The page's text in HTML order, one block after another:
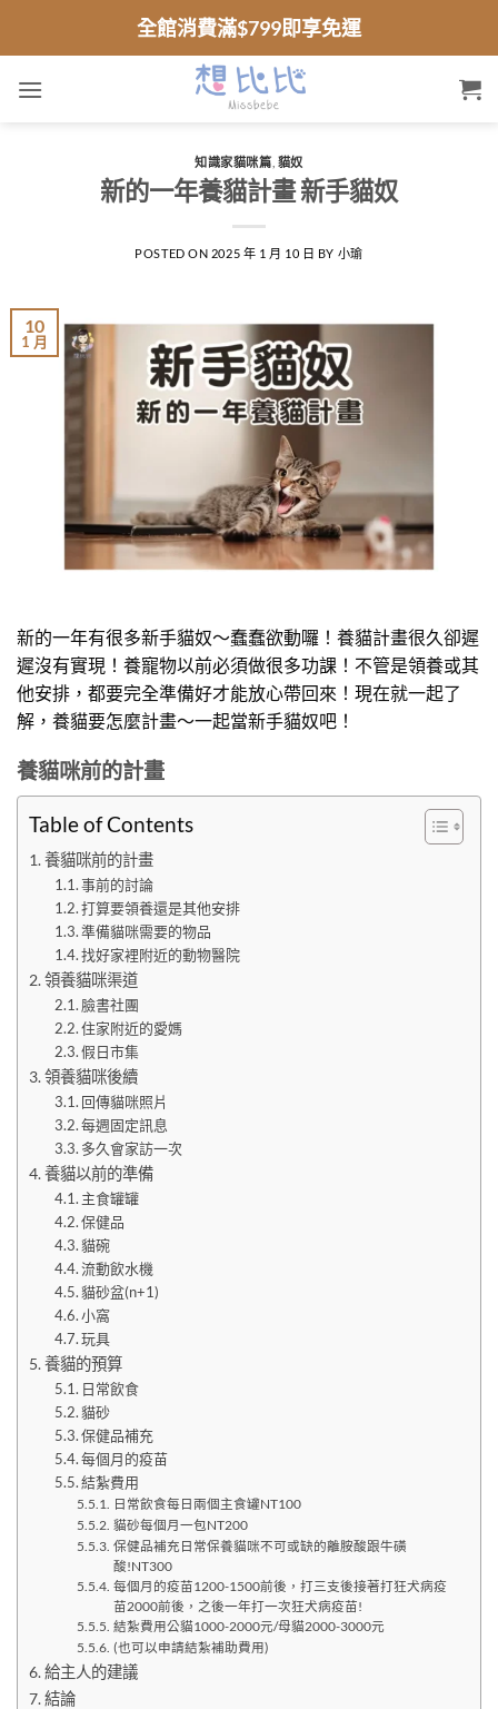
全館消費滿$799即享免運
知識家貓咪篇 貓奴
新的一年養貓計畫 新手貓奴
POSTED ON 2025 年 1 月 10 日 BY 小瑜
10
1 月
新的一年有很多新手貓奴～蠢蠢欲動囉！養貓計畫很久卻遲
遲沒有實現！養寵物以前必須做很多功課！不管是領養或其
他安排，都要完全準備好才能放心帶回來！現在就一起了
解，養貓要怎麼計畫～一起當新手貓奴吧！
養貓咪前的計畫
Table of Contents
養貓咪前的計畫
事前的討論
打算要領養還是其他安排
準備貓咪需要的物品
找好家裡附近的動物醫院
領養貓咪渠道
臉書社團
住家附近的愛媽
假日市集
領養貓咪後續
回傳貓咪照片
每週固定訊息
多久會家訪一次
養貓以前的準備
主食罐罐
保健品
貓碗
流動飲水機
貓砂盆(n+1)
小窩
玩具
養貓的預算
日常飲食
貓砂
保健品補充
每個月的疫苗
結紮費用
日常飲食每日兩個主食罐NT100
貓砂每個月一包NT200
保健品補充日常保養貓咪不可或缺的離胺酸跟牛磺
酸!NT300
每個月的疫苗1200-1500前後，打三支後接著打狂犬病疫
苗2000前後，之後一年打一次狂犬病疫苗!
結紮費用公貓1000-2000元/母貓2000-3000元
(也可以申請結紮補助費用)
​​給主人的建議
結論